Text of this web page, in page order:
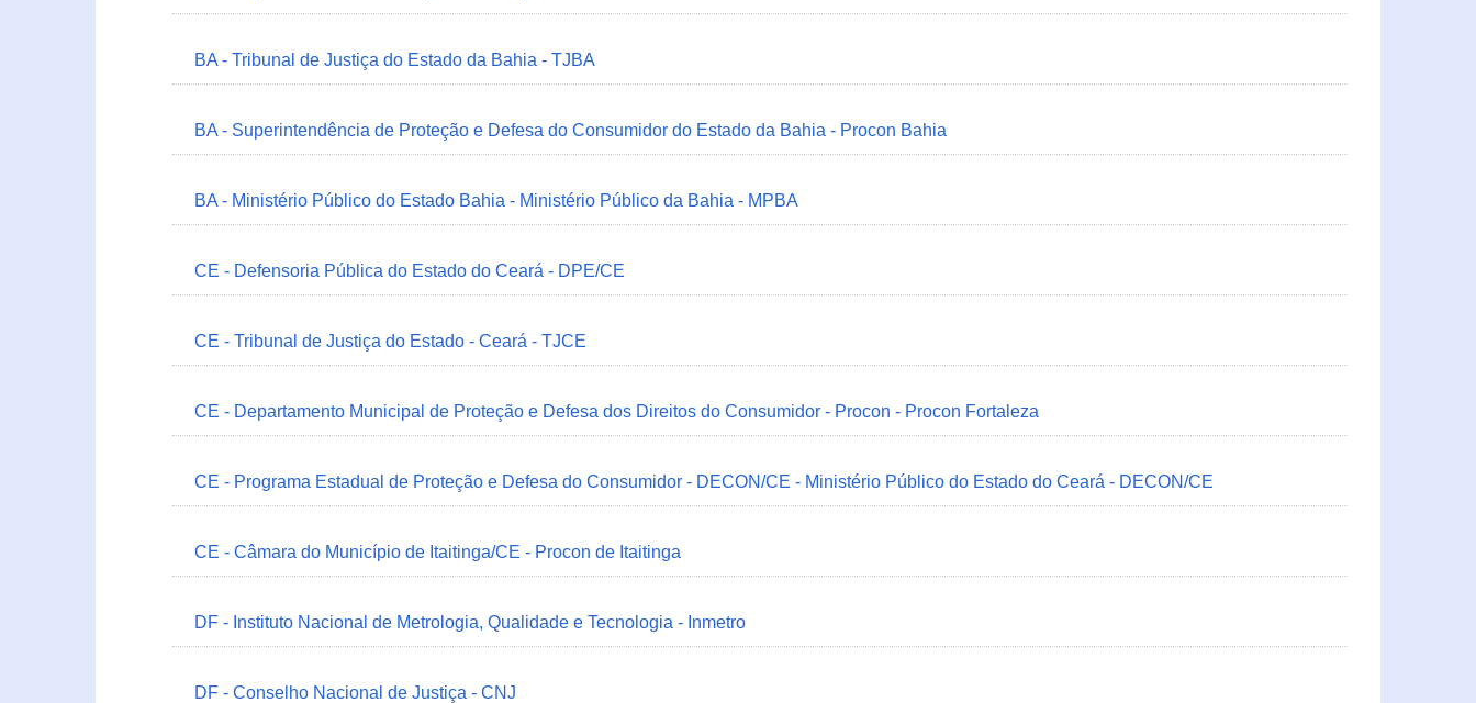
BA - Tribunal de Justiça do Estado da Bahia - TJBA
BA - Superintendência de Proteção e Defesa do Consumidor do Estado da Bahia - Procon Bahia
BA - Ministério Público do Estado Bahia - Ministério Público da Bahia - MPBA
CE - Defensoria Pública do Estado do Ceará - DPE/CE
CE - Tribunal de Justiça do Estado - Ceará - TJCE
CE - Departamento Municipal de Proteção e Defesa dos Direitos do Consumidor - Procon - Procon Fortaleza
CE - Programa Estadual de Proteção e Defesa do Consumidor - DECON/CE - Ministério Público do Estado do Ceará - DECON/CE
CE - Câmara do Município de Itaitinga/CE - Procon de Itaitinga
DF - Instituto Nacional de Metrologia, Qualidade e Tecnologia - Inmetro
DF - Conselho Nacional de Justiça - CNJ